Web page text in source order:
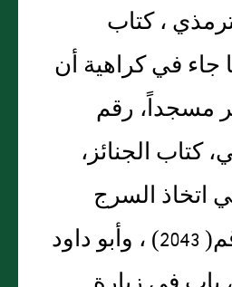
، كتاب
جاء في كراهية أن
مسجداً، رقم
كتاب الجنائز،
اتخاذ السرج
على القبور رقم( 2043) ، وأبو داود